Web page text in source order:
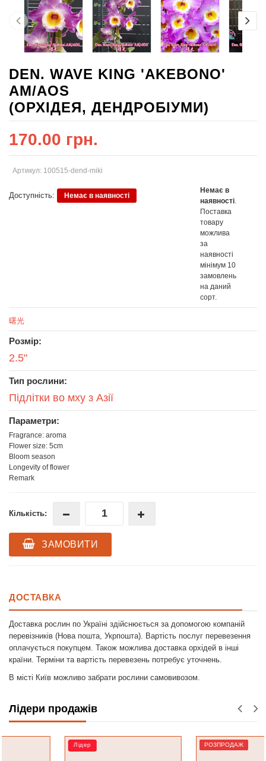
DEN. WAVE KING 'AKEBONO'
AM/AOS
(ОРХІДЕЯ, ДЕНДРОБІУМИ)
170.00 грн.
Артикул: 100515-dend-miki
Доступність: Немає в наявності
Немає в
наявності
Поставка
товару
можлива
за
наявності
мінімум 10
замовлень
на даний
сорт.
曙光
Розмір:
2.5"
Тип рослини:
Підлітки во мху з Азії
Параметри:
Fragrance: aroma
Flower size: 5cm
Bloom season
Longevity of flower
Remark
Кількість:
ЗАМОВИТИ
ДОСТАВКА
Доставка рослин по Україні здійснюється за допомогою компаній
перевізників (Нова пошта, Укрпошта). Вартість послуг перевезення
оплачується покупцем. Також можлива доставка орхідей в інші
країни. Терміни та вартість перевезень потребує уточнень.
В місті Київ можливо забрати рослини самовивозом.
Лідери продажів